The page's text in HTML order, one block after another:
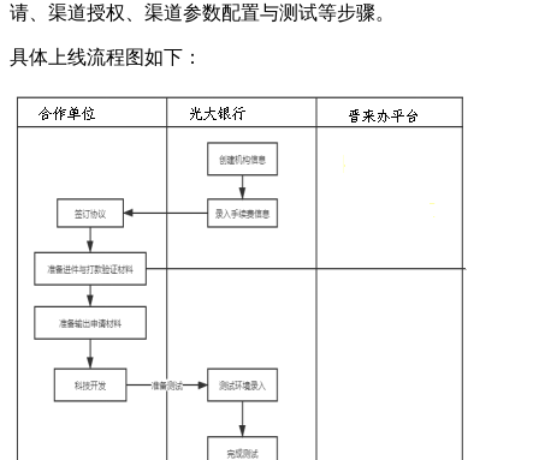
请、渠道授权、渠道参数配置与测试等步骤。
具体上线流程图如下：